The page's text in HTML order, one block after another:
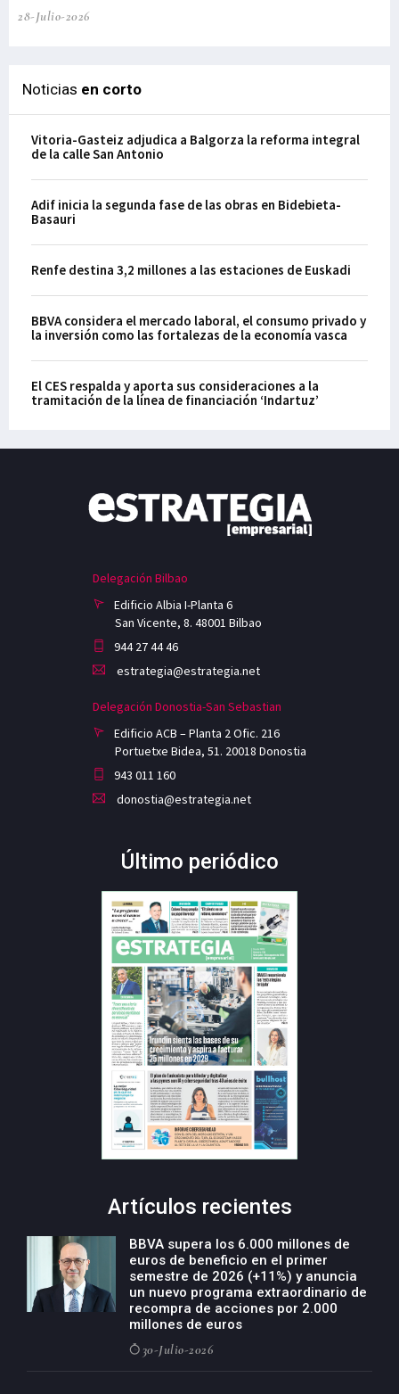
28-Julio-2026
Noticias en corto
Vitoria-Gasteiz adjudica a Balgorza la reforma integral
de la calle San Antonio
Adif inicia la segunda fase de las obras en Bidebieta-
Basauri
Renfe destina 3,2 millones a las estaciones de Euskadi
BBVA considera el mercado laboral, el consumo privado y
la inversión como las fortalezas de la economía vasca
El CES respalda y aporta sus consideraciones a la
tramitación de la línea de financiación ‘Indartuz’
Delegación Bilbao
Edificio Albia I-Planta 6
San Vicente, 8. 48001 Bilbao
944 27 44 46
estrategia@estrategia.net
Delegación Donostia-San Sebastian
Edificio ACB – Planta 2 Ofic. 216
Portuetxe Bidea, 51. 20018 Donostia
943 011 160
donostia@estrategia.net
Último periódico
Artículos recientes
BBVA supera los 6.000 millones de
euros de beneficio en el primer
semestre de 2026 (+11%) y anuncia
un nuevo programa extraordinario de
recompra de acciones por 2.000
millones de euros
30-Julio-2026